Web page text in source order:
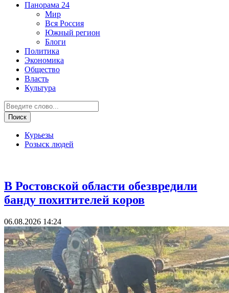
Панорама 24
Мир
Вся Россия
Южный регион
Блоги
Политика
Экономика
Общество
Власть
Культура
Курьезы
Розыск людей
В Ростовской области обезвредили
банду похитителей коров
06.08.2026 14:24